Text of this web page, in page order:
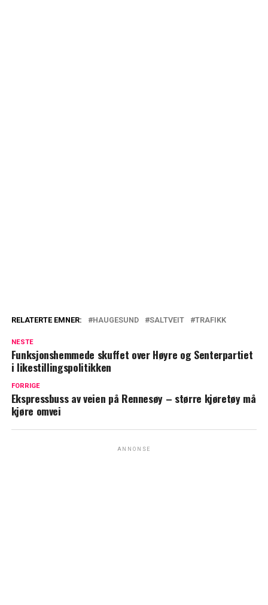
RELATERTE EMNER: HAUGESUND SALTVEIT TRAFIKK
NESTE
Funksjonshemmede skuffet over Høyre og Senterpartiet
i likestillingspolitikken
FORRIGE
Ekspressbuss av veien på Rennesøy – større kjøretøy må
kjøre omvei
ANNONSE